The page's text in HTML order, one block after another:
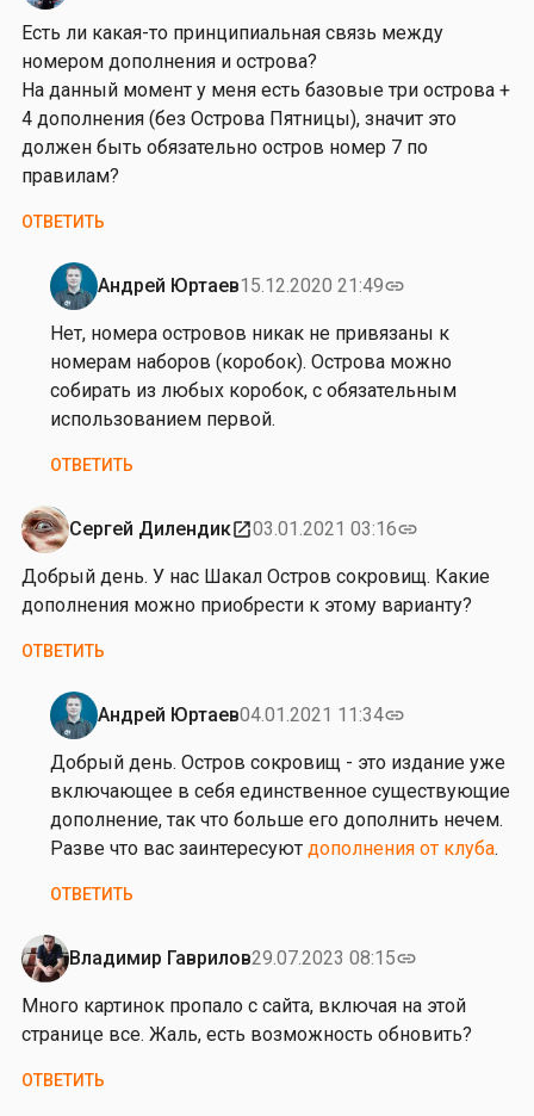
к
у
…
от
Валентин
Б
о
р
и
с
о
в
Есть ли какая-то принципиальная связь между
номером дополнения и острова?
На данный момент у меня есть базовые три острова +
4 дополнения (без Острова Пятницы), значит это
должен быть обязательно остров номер 7 по
правилам?
ОТВЕТИТЬ
Андрей Юртаев15.12.2020 21:49link
Ответ
на
от
Д
а
и
л
Ч
е
р
н
ш
о
в
Нет, номера островов никак не привязаны к
номерам наборов (коробок). Острова можно
собирать из любых коробок, с обязательным
использованием первой.
ОТВЕТИТЬ
Сергей Дилендикopen_in_new03.01.2021 03:16link
Добрый день. У нас Шакал Остров сокровищ. Какие
дополнения можно приобрести к этому варианту?
ОТВЕТИТЬ
Андрей Юртаев04.01.2021 11:34link
Ответ
на
от
С
е
г
й
Д
и
л
е
Добрый день. Остров сокровищ - это издание уже
включающее в себя единственное существующие
дополнение, так что больше его дополнить нечем.
Разве что вас заинтересуют дополнения от клуба.
ОТВЕТИТЬ
Владимир Гаврилов29.07.2023 08:15link
Много картинок пропало с сайта, включая на этой
странице все. Жаль, есть возможность обновить?
ОТВЕТИТЬ